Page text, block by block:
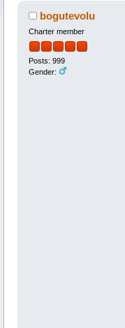
bogutevolu
Charter member
Posts: 999
Gender: